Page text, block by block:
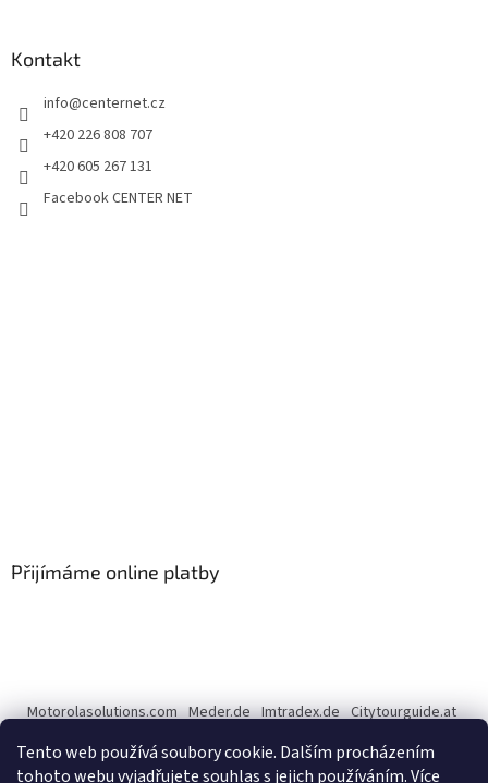
Tento web používá soubory cookie. Dalším procházením
tohoto webu vyjadřujete souhlas s jejich používáním.Více
Kontakt
info@centernet.cz
+420 226 808 707
+420 605 267 131
Facebook CENTER NET
Přijímáme online platby
Motorolasolutions.com Meder.de Imtradex.de Citytourguide.at